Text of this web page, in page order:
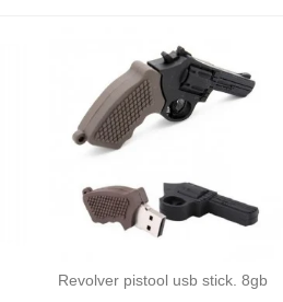
Revolver pistool usb stick. 8gb